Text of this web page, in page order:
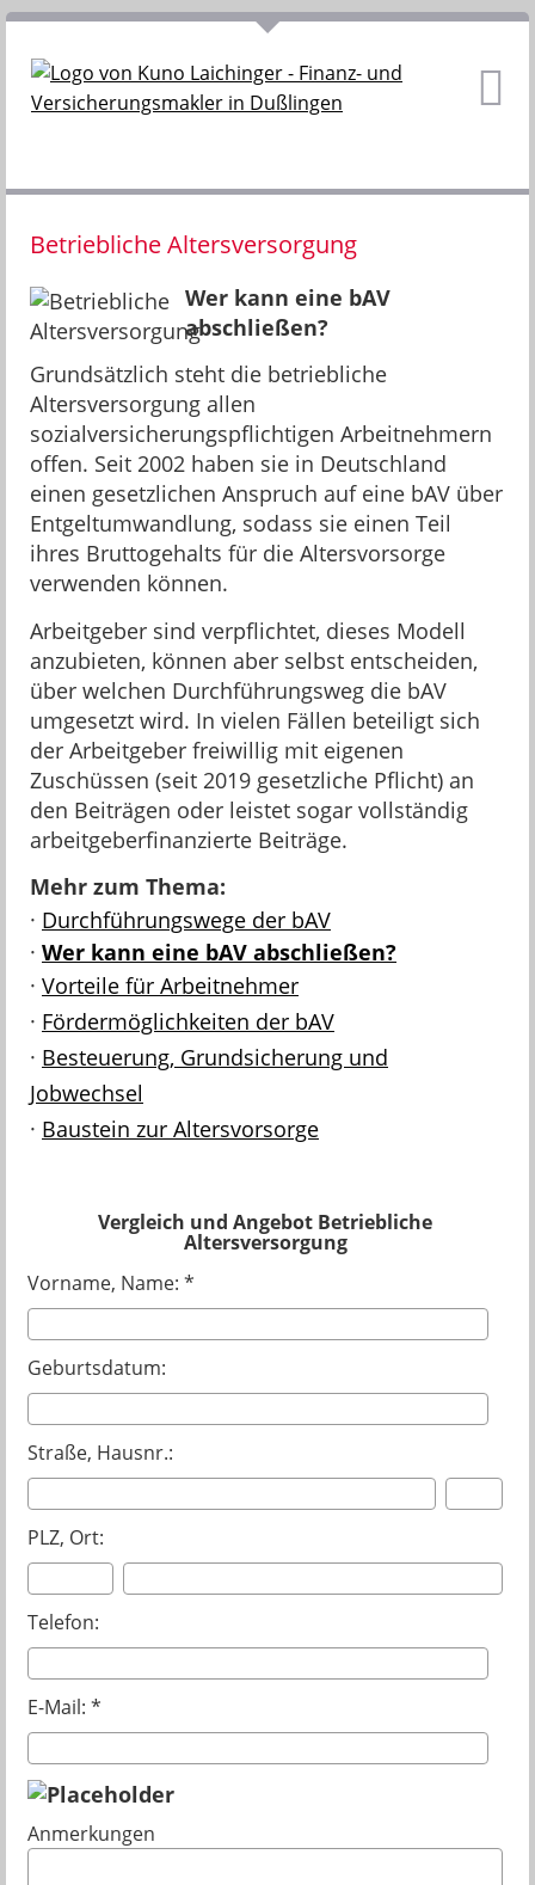
Betriebliche Altersversorgung
Wer kann eine bAV
abschließen?
Grundsätzlich steht die betriebliche
Altersversorgung allen
sozialversicherungspflichtigen Arbeitnehmern
offen. Seit 2002 haben sie in Deutschland
einen gesetzlichen Anspruch auf eine bAV über
Entgeltumwandlung, sodass sie einen Teil
ihres Bruttogehalts für die Altersvorsorge
verwenden können.
Arbeitgeber sind verpflichtet, dieses Modell
anzubieten, können aber selbst entscheiden,
über welchen Durchführungsweg die bAV
umgesetzt wird. In vielen Fällen beteiligt sich
der Arbeitgeber freiwillig mit eigenen
Zuschüssen (seit 2019 gesetzliche Pflicht) an
den Beiträgen oder leistet sogar vollständig
arbeitgeberfinanzierte Beiträge.
Mehr zum Thema:
· Durchführungswege der bAV
· Wer kann eine bAV abschließen?
· Vorteile für Arbeitnehmer
· Fördermöglichkeiten der bAV
· Besteuerung, Grundsicherung und
Jobwechsel
· Baustein zur Altersvorsorge
Vergleich und Angebot Betriebliche
Altersversorgung
Vorname, Name: *
Geburtsdatum:
Straße, Hausnr.:
PLZ, Ort:
Telefon:
E-Mail: *
Anmerkungen